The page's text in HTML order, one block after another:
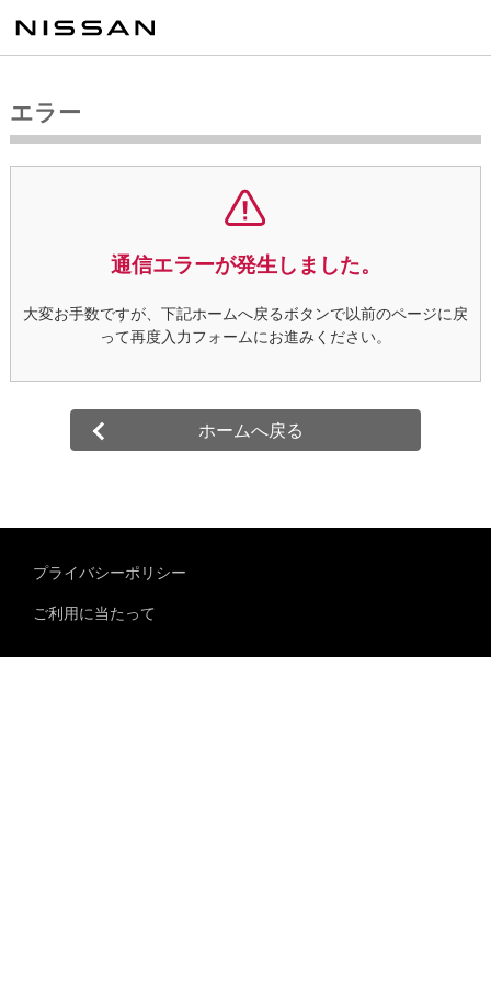
エラー
通信エラーが発生しました。
大変お手数ですが、下記ホームへ戻るボタンで以前のページに戻
って再度入力フォームにお進みください。
ホームへ戻る
プライバシーポリシー
ご利用に当たって